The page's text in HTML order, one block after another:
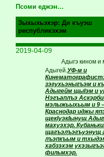
Псоми еджэн…
Зыхыхьэхэр: Ди къуэш
республикэхэм
2019-04-09
Адыгэ кином и
Адыгей.УФ-м и
зэгухьэныгъэм и
Адыгейм щыIэм и
Нэгъаплъэ
мэлыжьыхьым и 9
Краснодар иджы
щекIуэкIынущ
махуэхэр.
щагъэлъэгъуэнущ
лъэпкъым и
хабзэхэм
фильмхэр.